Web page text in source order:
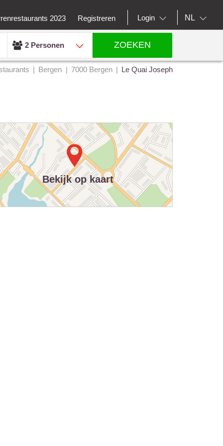
2023 Registreren Login NL
2 Personen ZOEKEN
Bergen 7000 Bergen Le Quai Joseph
Bekijk op kaart